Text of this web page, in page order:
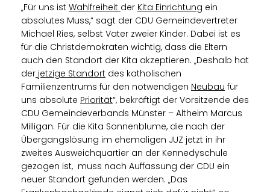
Für uns ist Wahlfreiheit der Kita Einrichtung ein
absolutes Muss,“ sagt der CDU Gemeindevertreter
Michael Ries, selbst Vater zweier Kinder. Dabei ist es
für die Christdemokraten wichtig, dass die Eltern
auch den Standort der Kita akzeptieren. „Deshalb hat
der jetzige Standort des katholischen
Familienzentrums für den notwendigen Neubau für
uns absolute Priorität“, bekräftigt der Vorsitzende des
CDU Gemeindeverbands Münster – Altheim Marcus
Milligan. Für die Kita Sonnenblume, die nach der
Übergangslösung im ehemaligen JUZ jetzt in ihr
zweites Ausweichquartier an der Kennedyschule
gezogen ist, muss nach Auffassung der CDU ein
neuer Standort gefunden werden. „Das